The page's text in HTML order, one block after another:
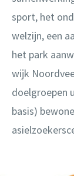
sport, het
welzijn, een
het park
wijk
doelgroepen
basis)